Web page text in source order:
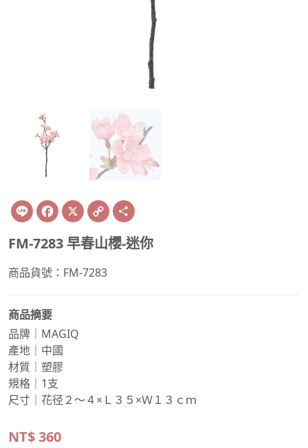
Line Facebook
X Copy
Link
FM-7283 早春山櫻-迷你
商品貨號：FM-7283
商品摘要
品牌｜MAGIQ
產地｜中國
材質｜塑膠
規格｜1支
尺寸｜花径２～４×Ｌ３５×Ｗ１３ｃｍ
NT$360